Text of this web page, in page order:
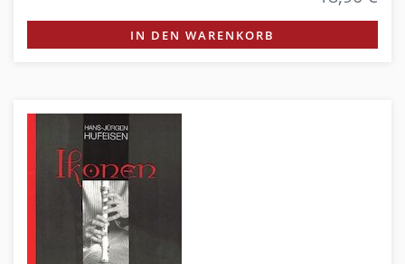
IN DEN WARENKORB